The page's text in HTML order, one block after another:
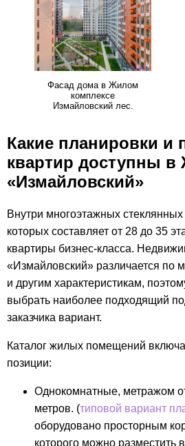
Фасад дома в Жилом
комплексе
Измайловский лес.
Какие планировки и
квартир доступны в
«Измайловский»
Внутри многоэтажных
которых составляет от 28 до 35
квартиры бизнес-класса.
«Измайловский» различается по
и другим характеристикам,
выбрать наиболее подходящий
заказчика вариант.
Каталог жилых помещений
позиции:
Однокомнатные, метражом
метров. (типовой вариант
оборудовано просторным
которого можно